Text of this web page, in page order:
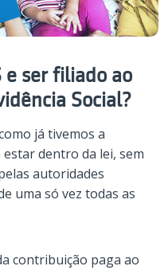
e ser filiado ao
Social?
já tivemos a
dentro da lei, sem
autoridades
uma só vez todas as
contribuição paga ao